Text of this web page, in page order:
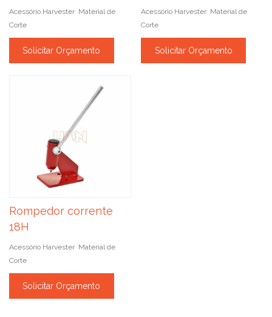
Acessório Harvester Material de
Corte
Solicitar Orçamento
Acessório Harvester Material de
Corte
Solicitar Orçamento
Rompedor corrente
18H
Acessório Harvester Material de
Corte
Solicitar Orçamento